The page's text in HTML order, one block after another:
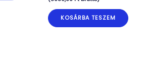
KOSÁRBA TESZEM